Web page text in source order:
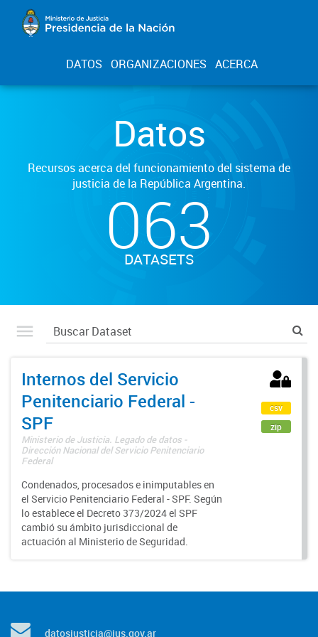
DATOS ORGANIZACIONES ACERCA
Datos
Recursos acerca del funcionamiento del sistema de
justicia de la República Argentina.
063
DATASETS
Internos del Servicio
Penitenciario Federal -
SPF
Ministerio de Justicia. Legado de datos -
Dirección Nacional del Servicio Penitenciario
Federal
Condenados, procesados e inimputables en
el Servicio Penitenciario Federal - SPF. Según
lo establece el Decreto 373/2024 el SPF
cambió su ámbito jurisdiccional de
actuación al Ministerio de Seguridad.
csv
zip
datosjusticia@jus.gov.ar